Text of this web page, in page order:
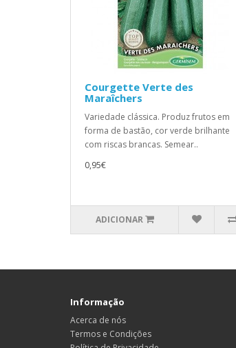
Courgette Verte des
Maraîchers
Variedade clássica. Produz frutos em
forma de bastão, cor verde brilhante
com riscas brancas. Semear..
0,95€
ADICIONAR
Informação
Acerca de nós
Termos e Condições